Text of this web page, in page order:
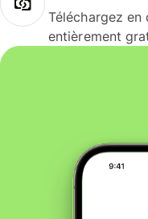
Téléchargez en
entièrement